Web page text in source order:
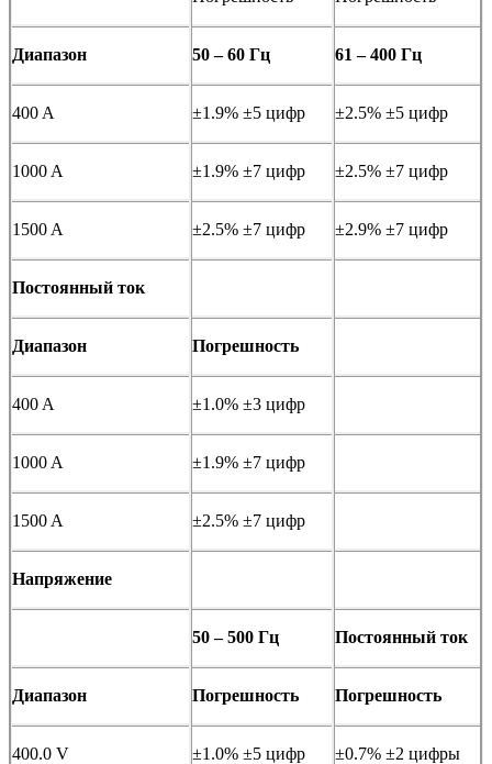
Диапазон 50 – 60 Гц 61 – 400 Гц
400 A ±1.9% ±5 цифр ±2.5% ±5 цифр
1000 A ±1.9% ±7 цифр ±2.5% ±7 цифр
1500 A ±2.5% ±7 цифр ±2.9% ±7 цифр
Постоянный ток
Диапазон Погрешность
400 A ±1.0% ±3 цифр
1000 A ±1.9% ±7 цифр
1500 A ±2.5% ±7 цифр
Напряжение
50 – 500 Гц Постоянный ток
Диапазон Погрешность Погрешность
400.0 V ±1.0% ±5 цифр ±0.7% ±2 цифры